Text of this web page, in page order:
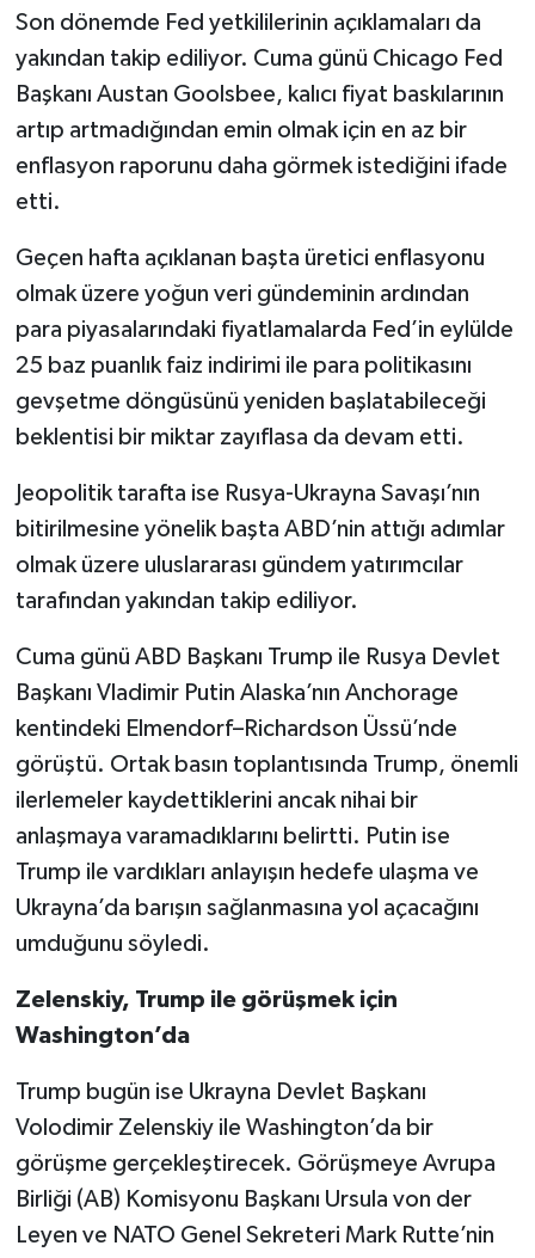
Son dönemde Fed yetkililerinin açıklamaları da
yakından takip ediliyor. Cuma günü Chicago Fed
Başkanı Austan Goolsbee, kalıcı fiyat baskılarının
artıp artmadığından emin olmak için en az bir
enflasyon raporunu daha görmek istediğini ifade
etti.
Geçen hafta açıklanan başta üretici enflasyonu
olmak üzere yoğun veri gündeminin ardından
para piyasalarındaki fiyatlamalarda Fed’in eylülde
25 baz puanlık faiz indirimi ile para politikasını
gevşetme döngüsünü yeniden başlatabileceği
beklentisi bir miktar zayıflasa da devam etti.
Jeopolitik tarafta ise Rusya-Ukrayna Savaşı’nın
bitirilmesine yönelik başta ABD’nin attığı adımlar
olmak üzere uluslararası gündem yatırımcılar
tarafından yakından takip ediliyor.
Cuma günü ABD Başkanı Trump ile Rusya Devlet
Başkanı Vladimir Putin Alaska’nın Anchorage
kentindeki Elmendorf–Richardson Üssü’nde
görüştü. Ortak basın toplantısında Trump, önemli
ilerlemeler kaydettiklerini ancak nihai bir
anlaşmaya varamadıklarını belirtti. Putin ise
Trump ile vardıkları anlayışın hedefe ulaşma ve
Ukrayna’da barışın sağlanmasına yol açacağını
umduğunu söyledi.
Zelenskiy, Trump ile görüşmek için
Washington’da
Trump bugün ise Ukrayna Devlet Başkanı
Volodimir Zelenskiy ile Washington’da bir
görüşme gerçekleştirecek. Görüşmeye Avrupa
Birliği (AB) Komisyonu Başkanı Ursula von der
Leyen ve NATO Genel Sekreteri Mark Rutte’nin